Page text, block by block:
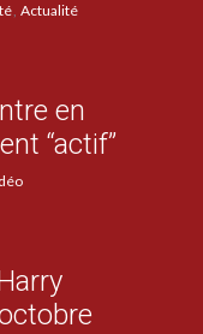
Actualité
en
“actif”